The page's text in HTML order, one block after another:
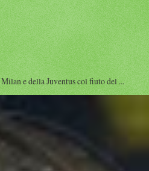
e della Juventus col fiuto del ...